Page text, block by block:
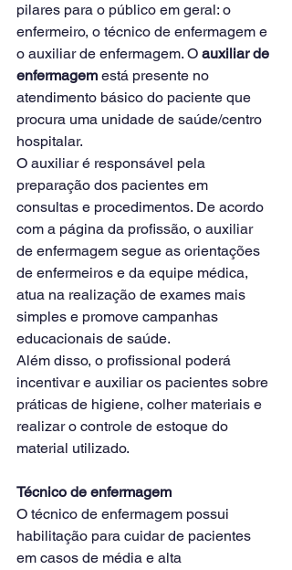
pilares para o público em geral: o
enfermeiro, o técnico de enfermagem e
o auxiliar de enfermagem. O auxiliar de
enfermagem está presente no
atendimento básico do paciente que
procura uma unidade de saúde/centro
hospitalar.
O auxiliar é responsável pela
preparação dos pacientes em
consultas e procedimentos. De acordo
com a página da profissão, o auxiliar
de enfermagem segue as orientações
de enfermeiros e da equipe médica,
atua na realização de exames mais
simples e promove campanhas
educacionais de saúde.
Além disso, o profissional poderá
incentivar e auxiliar os pacientes sobre
práticas de higiene, colher materiais e
realizar o controle de estoque do
material utilizado.
Técnico de enfermagem
O técnico de enfermagem possui
habilitação para cuidar de pacientes
em casos de média e alta